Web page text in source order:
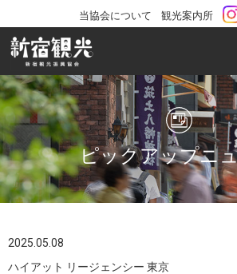
観光案内所
当協会について
一般社団法人 新宿観光振
ピックアップニ
2025.05.08
ハイアット リージェンシー 東京